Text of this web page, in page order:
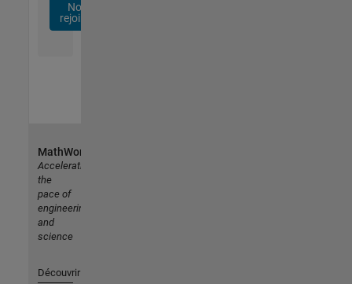
Nous
rejoindre
MathWorks
Accelerating
the
pace of
engineering
and
science
Découvrir les produits